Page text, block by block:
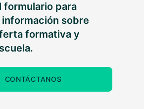
formulario para
información sobre
formativa y
CONTÁCTANOS